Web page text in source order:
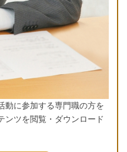
動に参加する専門職の方を
ンツを閲覧・ダウンロード